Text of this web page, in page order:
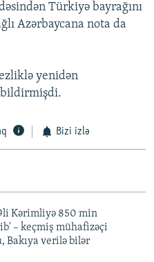
Türkiyə bayrağını
Azərbaycana nota da
yenidən
bildirmişdi.
Bizi izlə
Kərimliyə 850 min
– keçmiş mühafizəçi
Bakıya verilə bilər